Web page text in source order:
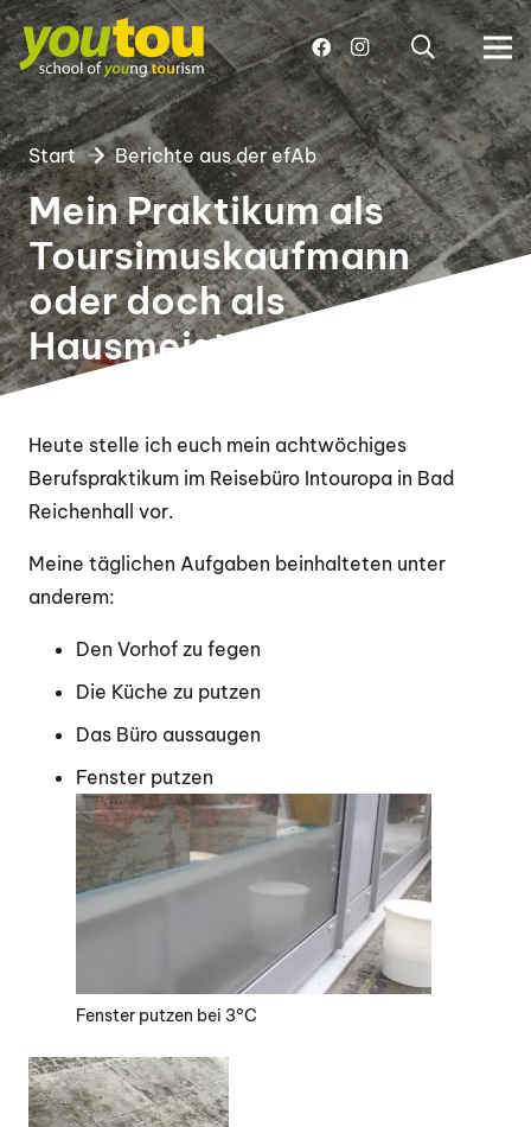
Start Berichte aus der efAb
Mein Praktikum als
Toursimuskaufmann
oder doch als
Hausmeister?
Heute stelle ich euch mein achtwöchiges
Berufspraktikum im Reisebüro Intouropa in Bad
Reichenhall vor.
Meine täglichen Aufgaben beinhalteten unter
anderem:
Den Vorhof zu fegen
Die Küche zu putzen
Das Büro aussaugen
Fenster putzen
Fenster putzen bei 3°C